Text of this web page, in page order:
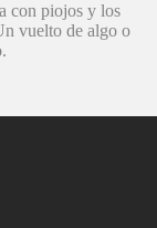
con piojos y los
vuelto de algo o